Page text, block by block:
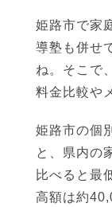
姫路市で家
導塾も併せ
ね。そこで
料金比較や
姫路市の個
と、県内の
比べると最
高額は約